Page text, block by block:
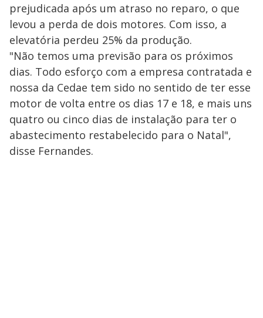
prejudicada após um atraso no reparo, o que
levou a perda de dois motores. Com isso, a
elevatória perdeu 25% da produção.
"Não temos uma previsão para os próximos
dias. Todo esforço com a empresa contratada e
nossa da Cedae tem sido no sentido de ter esse
motor de volta entre os dias 17 e 18, e mais uns
quatro ou cinco dias de instalação para ter o
abastecimento restabelecido para o Natal",
disse Fernandes.